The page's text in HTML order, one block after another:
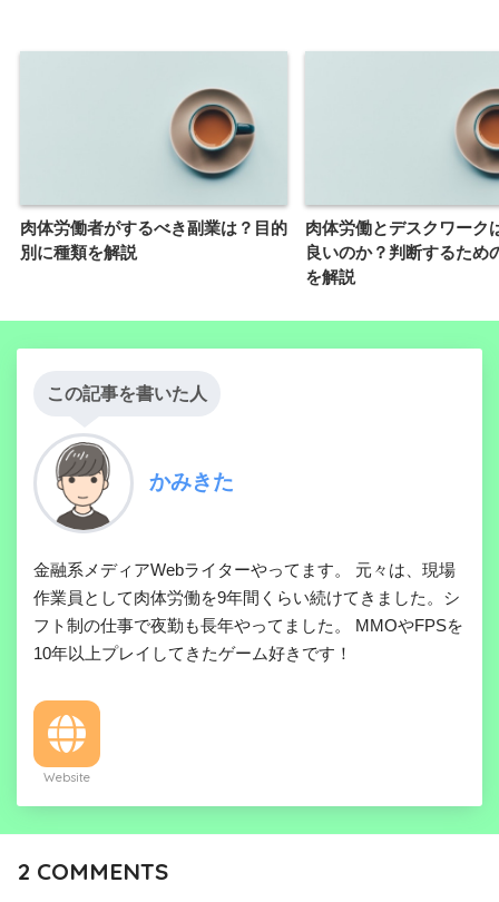
肉体労働者がするべき副業は？目的
別に種類を解説
肉体労働とデスクワーク
良いのか？判断するため
を解説
この記事を書いた人
かみきた
金融系メディアWebライターやってます。 元々は、現場
作業員として肉体労働を9年間くらい続けてきました。シ
フト制の仕事で夜勤も長年やってました。 MMOやFPSを
10年以上プレイしてきたゲーム好きです！
Website
2 COMMENTS